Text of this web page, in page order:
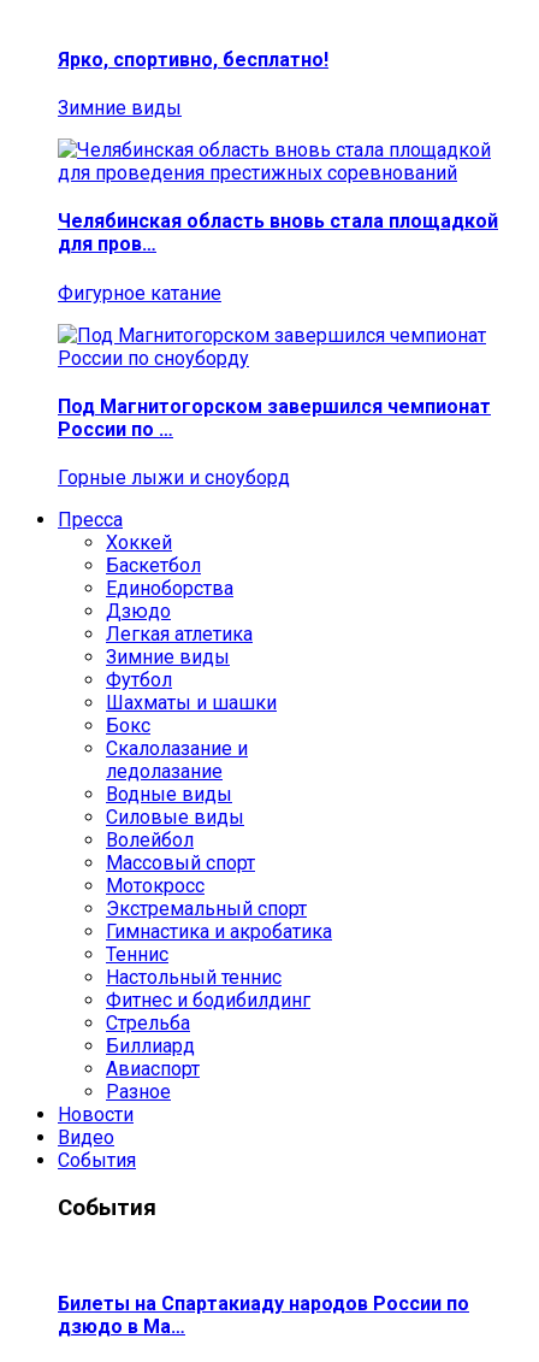
Ярко, спортивно, бесплатно!
Зимние виды
Челябинская область вновь стала площадкой
для пров…
Фигурное катание
Под Магнитогорском завершился чемпионат
России по …
Горные лыжи и сноуборд
Пресса
Хоккей
Баскетбол
Единоборства
Дзюдо
Легкая атлетика
Зимние виды
Футбол
Шахматы и шашки
Бокс
Скалолазание и
ледолазание
Водные виды
Силовые виды
Волейбол
Массовый спорт
Мотокросс
Экстремальный спорт
Гимнастика и акробатика
Теннис
Настольный теннис
Фитнес и бодибилдинг
Стрельба
Биллиард
Авиаспорт
Разное
Новости
Видео
События
События
Билеты на Спартакиаду народов России по
дзюдо в Ма…